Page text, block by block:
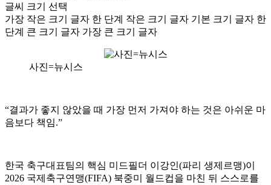
글씨 크기 선택
가장 작은 크기 글자 한 단계 작은 크기 글자 기본 크기 글자 한
단계 큰 크기 글자 가장 큰 크기 글자
사진=뉴시스
“결과가 좋지 않았을 때 가장 먼저 가져야 하는 것은 아쉬운 마
음보다 책임.”
한국 축구대표팀의 핵심 미드필더 이강인(파리 생제르맹)이
2026 국제축구연맹(FIFA) 북중미 월드컵을 마친 뒤 스스로를